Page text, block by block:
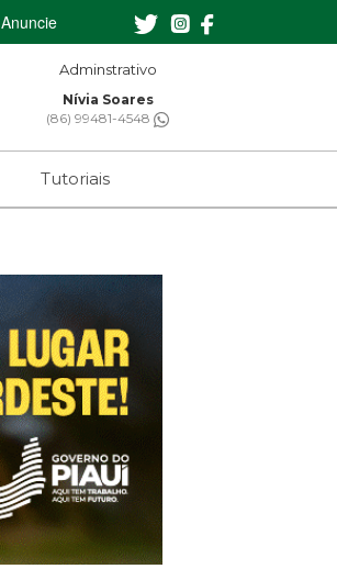
Anuncie
Adminstrativo
Nívia Soares
(86) 99481-4548
Tutoriais